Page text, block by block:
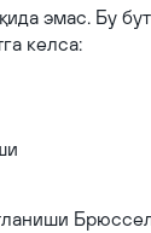
эмас. Бу
келса: